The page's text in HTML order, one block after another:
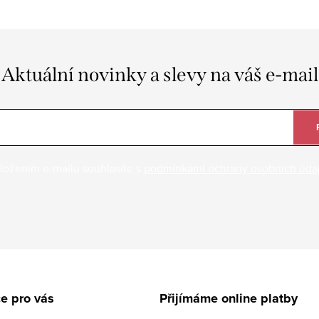
Aktuální novinky a slevy na váš e-mail
pro vás Přijímáme online platby